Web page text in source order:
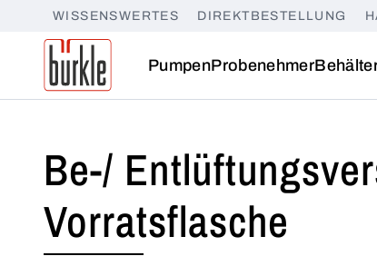
WISSENSWERTES DIREKTBESTELLUNG
PumpenProbenehmer
Be-/
Vorratsflasche